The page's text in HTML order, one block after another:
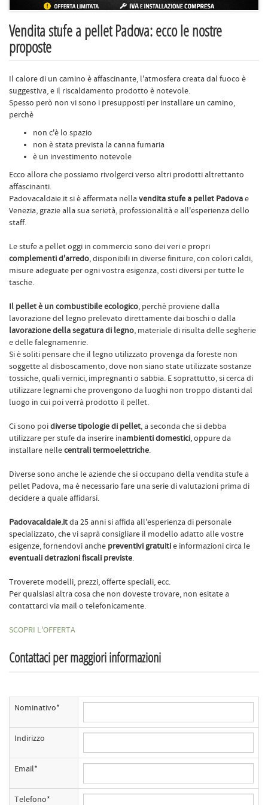
Vendita stufe a pellet Padova: ecco le nostre
proposte
Il calore di un camino è affascinante, l'atmosfera creata dal fuoco è
suggestiva, e il riscaldamento prodotto è notevole.
Spesso però non vi sono i presupposti per installare un camino,
perchè
non c'è lo spazio
non è stata prevista la canna fumaria
è un investimento notevole
Ecco allora che possiamo rivolgerci verso altri prodotti altrettanto
affascinanti.
Padovacaldaie.it si è affermata nellavendita stufe a pellet Padovae
Venezia, grazie alla sua serietà, professionalità e all'esperienza dello
staff.
Le stufe a pellet oggi in commercio sono dei veri e propri
complementi d'arredo, disponibili in diverse finiture, con colori caldi,
misure adeguate per ogni vostra esigenza, costi diversi per tutte le
tasche.
Il pellet è un combustibile ecologico, perchè proviene dalla
lavorazione del legno prelevato direttamente dai boschi o dalla
lavorazione della segatura di legno, materiale di risulta delle segherie
e delle falegnamenrie.
Si è soliti pensare che il legno utilizzato provenga da foreste non
soggette al disboscamento, dove non siano state utilizzate sostanze
tossiche, quali vernici, impregnanti o sabbia. E soprattutto, si cerca di
utilizzare legnami che provengono da luoghi non troppo distanti dal
luogo in cui poi verrà prodotto il pellet.
Ci sono poidiverse tipologie di pellet, a seconda che si debba
utilizzare per stufe da inserire inambienti domestici, oppure da
installare nellecentrali termoelettriche.
Diverse sono anche le aziende che si occupano della vendita stufe a
pellet Padova, ma è necessario fare una serie di valutazioni prima di
decidere a quale affidarsi.
Padovacaldaie.itda 25 anni si affida all'esperienza di personale
specializzato, che vi saprà consigliare il modello adatto alle vostre
esigenze, fornendovi anche preventivi gratuitie informazioni circa le
eventuali detrazioni fiscali previste.
Troverete modelli, prezzi, offerte speciali, ecc.
Per qualsiasi altra cosa che non doveste trovare, non esitate a
contattarci via mail o telefonicamente.
SCOPRI L'OFFERTA
Contattaci per maggiori informazioni
Nominativo*
Indirizzo
Email*
Telefono*